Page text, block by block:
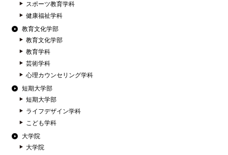
スポーツ教育学科
健康福祉学科
教育文化学部
教育文化学部
教育学科
芸術学科
心理カウンセリング学科
短期大学部
短期大学部
ライフデザイン学科
こども学科
大学院
大学院